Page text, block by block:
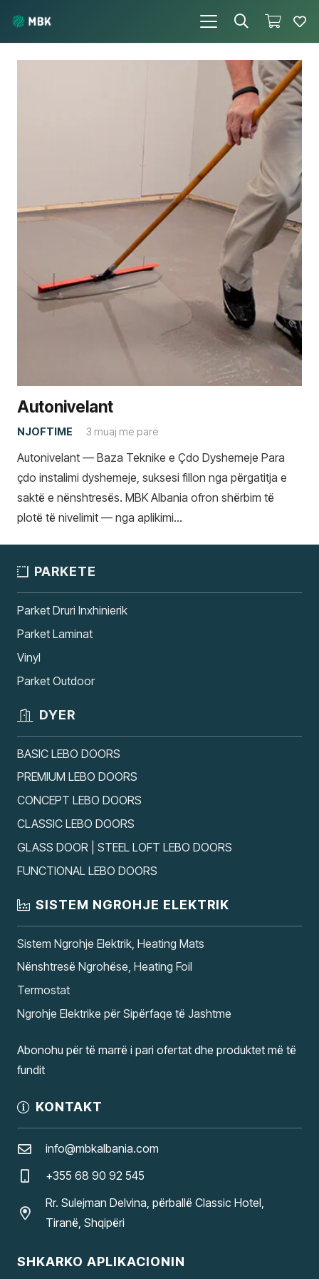
Autonivelant
NJOFTIME 3 muaj më parë
Autonivelant — Baza Teknike e Çdo Dyshemeje Para
çdo instalimi dyshemeje, suksesi fillon nga përgatitja e
saktë e nënshtresës. MBK Albania ofron shërbim të
plotë të nivelimit — nga aplikimi…
PARKETE
Parket Druri Inxhinierik
Parket Laminat
Vinyl
Parket Outdoor
DYER
BASIC LEBO DOORS
PREMIUM LEBO DOORS
CONCEPT LEBO DOORS
CLASSIC LEBO DOORS
GLASS DOOR | STEEL LOFT LEBO DOORS
FUNCTIONAL LEBO DOORS
SISTEM NGROHJE ELEKTRIK
Sistem Ngrohje Elektrik, Heating Mats
Nënshtresë Ngrohëse, Heating Foil
Termostat
Ngrohje Elektrike për Sipërfaqe të Jashtme
Abonohu për të marrë i pari ofertat dhe produktet më të
fundit
KONTAKT
info@mbkalbania.com
+355 68 90 92 545
Rr. Sulejman Delvina, përballë Classic Hotel,
Tiranë, Shqipëri
SHKARKO APLIKACIONIN